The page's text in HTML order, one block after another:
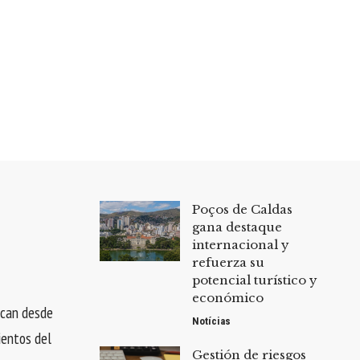
desde
del
Poços de Caldas
gana destaque
internacional y
refuerza su
potencial turístico y
económico
Notícias
Gestión de riesgos